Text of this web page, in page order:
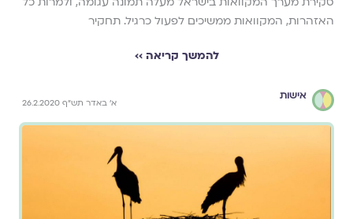
האזהרות, המקוואות ממשיכים לפעול כרגיל. תחקיר
להמשך קריאה ››
אישות
א' באדר תש"ף 26.2.2020